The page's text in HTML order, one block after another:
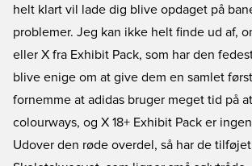
helt klart vil lade dig blive opdaget på
problemer. Jeg kan ikke helt finde ud af,
eller X fra Exhibit Pack, som har den
blive enige om at give dem en samlet
fornemme at adidas bruger meget tid på
colourways, og X 18+ Exhibit Pack er
Udover den røde overdel, så har de